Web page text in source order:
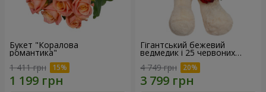
Букет "Коралова
романтика"
1 411 грн
Гігантський бежевий
ведмедик і 25 червоних
троянд
4 749 грн